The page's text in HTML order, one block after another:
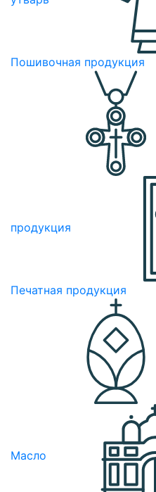
Пошивочная продукция
продукция
Печатная продукция
Масло